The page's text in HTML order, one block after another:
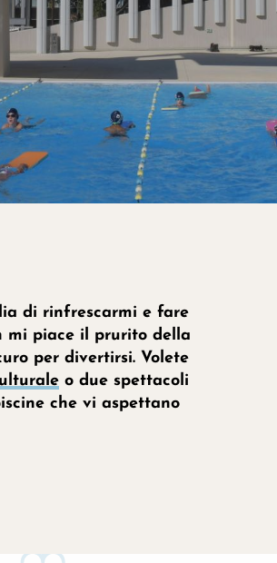
di rinfrescarmi e fare
mi piace il prurito della
per divertirsi. Volete
o due spettacoli
che vi aspettano